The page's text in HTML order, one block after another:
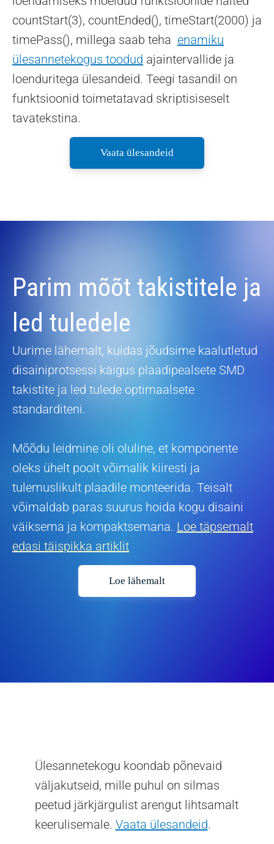
countStart(3), countEnded(), timeStart(2000) ja
timePass(), millega saab teha enamiku
ülesannetekogus toodud ajaintervallide ja
loenduritega ülesandeid. Teegi tasandil on
funktsioonid toimetatavad skriptisiseselt
tavatekstina.
Vaata ülesandeid
g
Parim mõõt takistitele ja
led tuledele
Uurime lähemalt, kuidas jõudsime kaalutletud
disainiprotsessi käigus plaadipealsete SMD
takistite ja led tulede optimaalsete
standarditeni.
Mõõdu leidmine oli oluline, et komponente
oleks ühelt poolt võimalik kiiresti ja
tulemuslikult plaadile monteerida. Teisalt
võimaldab paras suurus hoida kogu disaini
väiksema ja kompaktsemana. Loe täpsemalt
edasi täispikka artiklit
Loe lähemalt
Ülesannetekogu koondab põnevaid
väljakutseid, mille puhul on silmas
peetud järkjärgulist arengut lihtsamalt
keerulisemale. Vaata ülesandeid.